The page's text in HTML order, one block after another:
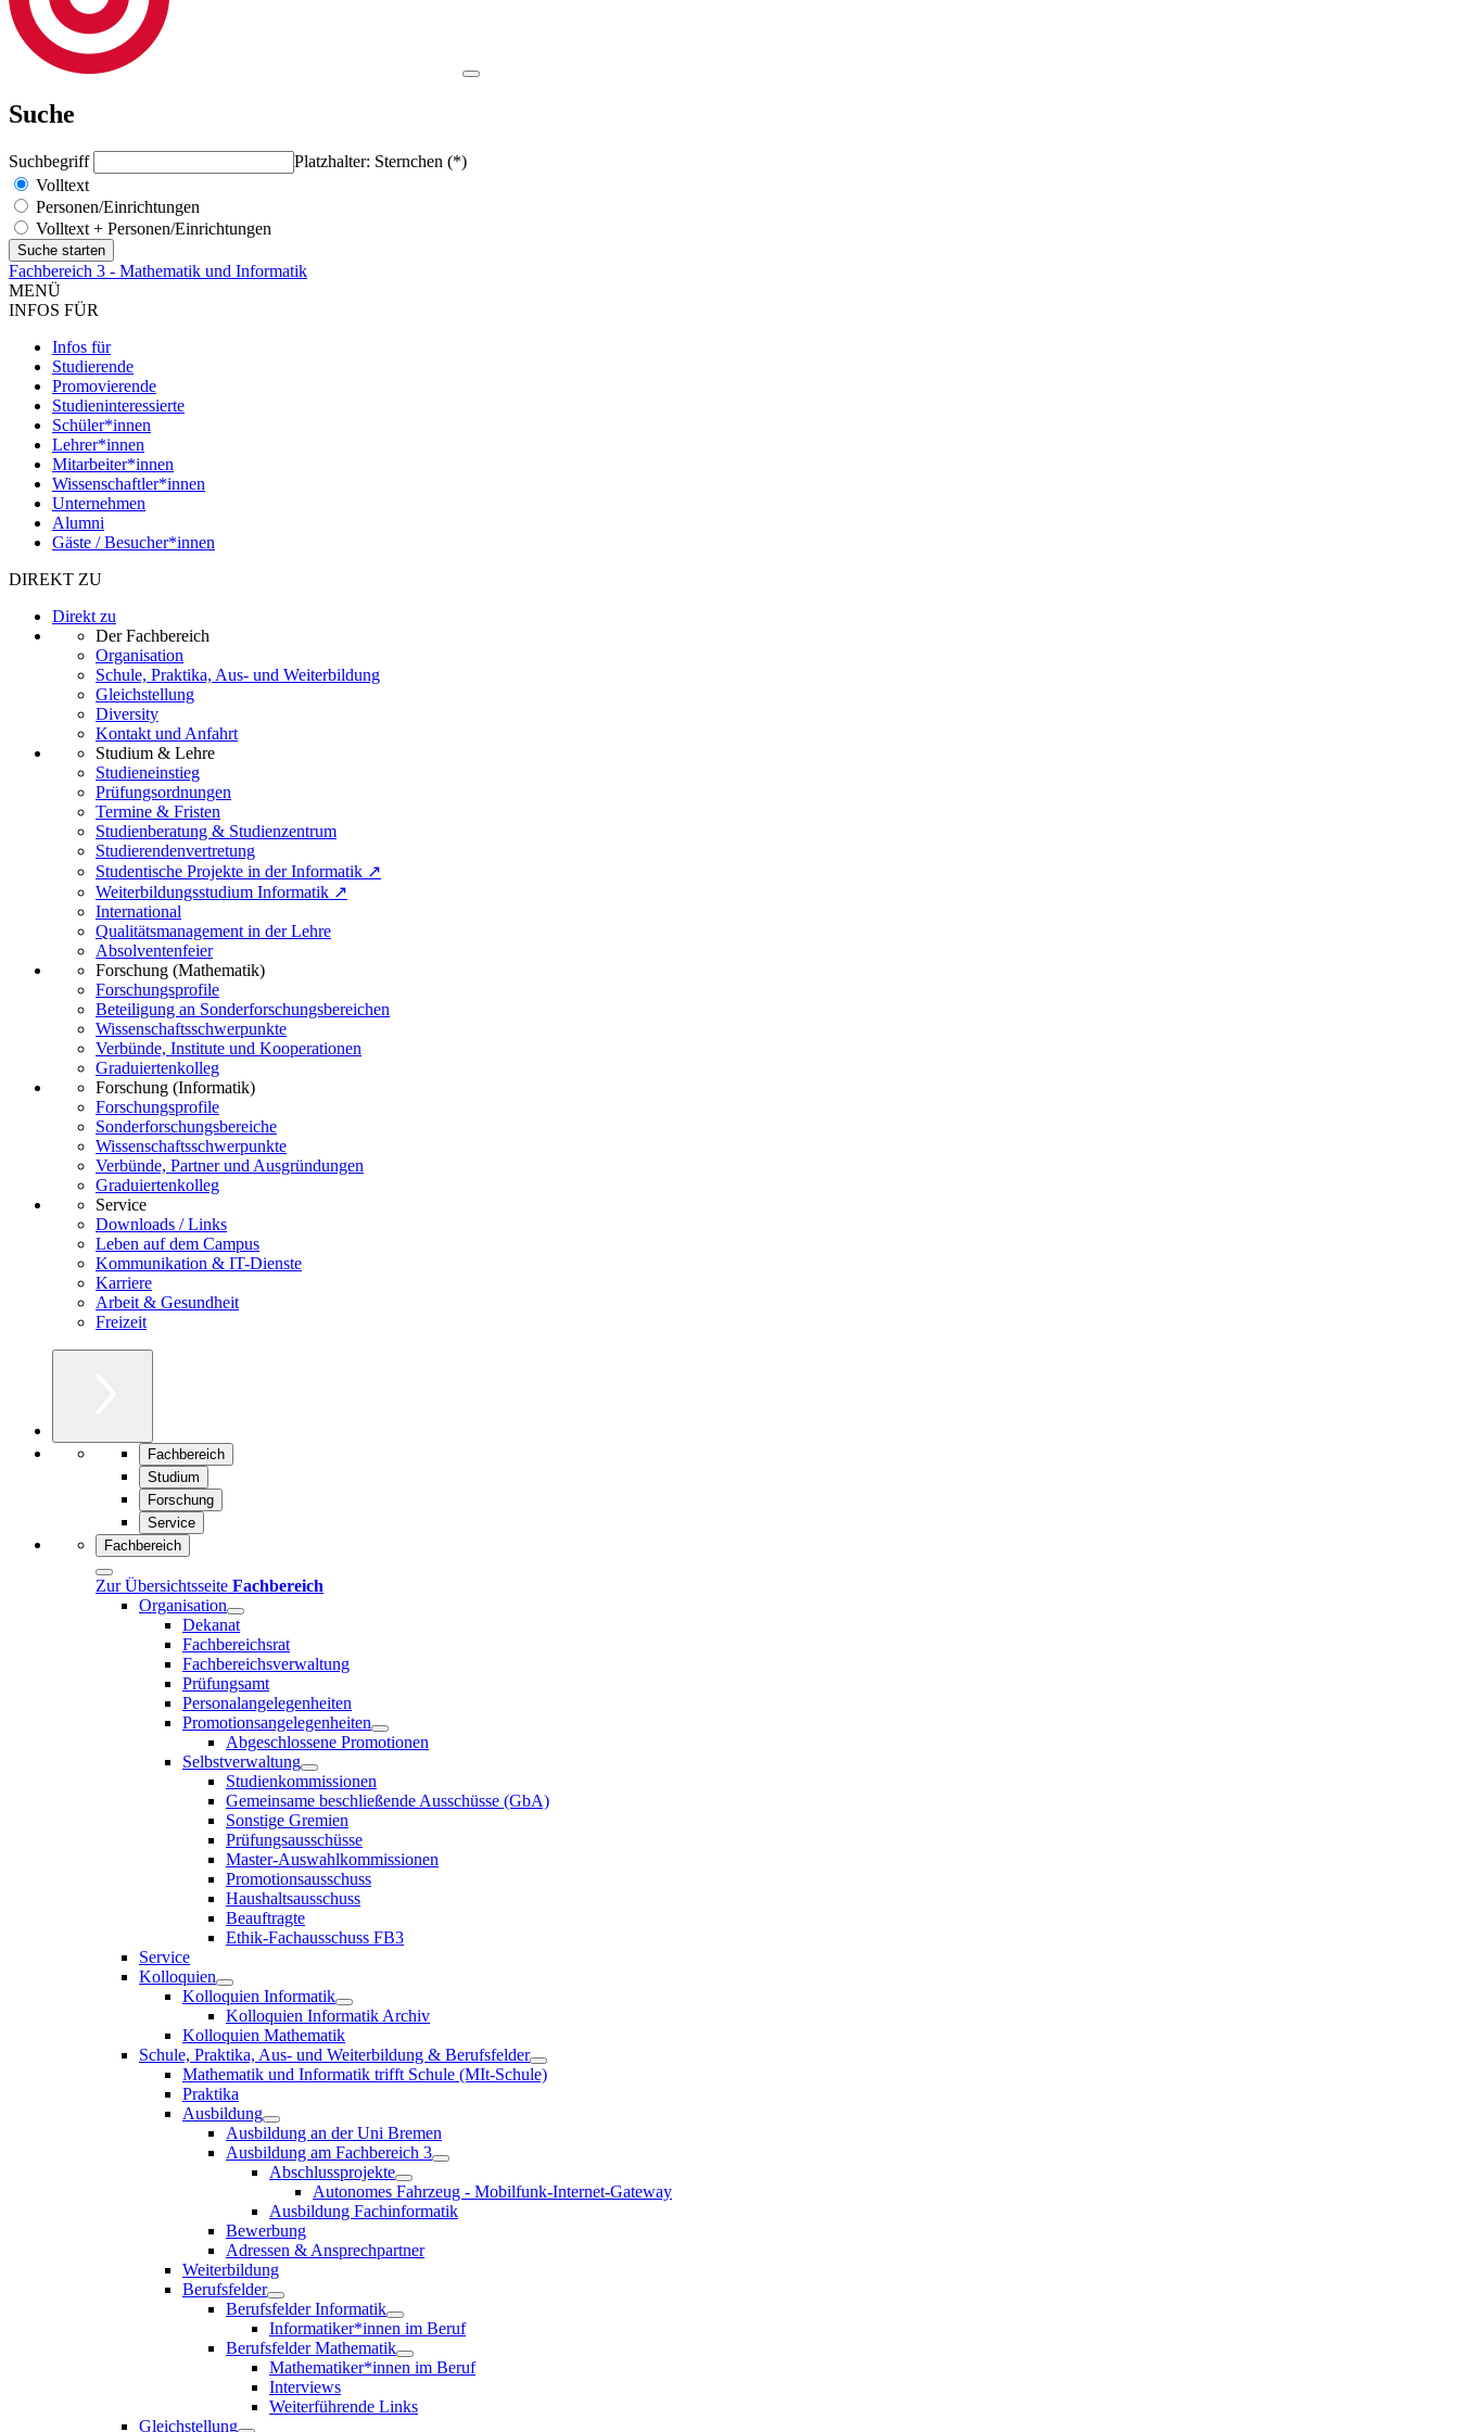
Suche
Suchbegriff
Platzhalter: Sternchen (*)
Volltext
Personen/Einrichtungen
Volltext + Personen/Einrichtungen
Fachbereich 3 - Mathematik und Informatik
MENÜ
INFOS FÜR
Infos für
Studierende
Promovierende
Studieninteressierte
Schüler*innen
Lehrer*innen
Mitarbeiter*innen
Wissenschaftler*innen
Unternehmen
Alumni
Gäste / Besucher*innen
DIREKT ZU
Direkt zu
Der Fachbereich
Organisation
Schule, Praktika, Aus- und Weiterbildung
Gleichstellung
Diversity
Kontakt und Anfahrt
Studium & Lehre
Studieneinstieg
Prüfungsordnungen
Termine & Fristen
Studienberatung & Studienzentrum
Studierendenvertretung
Studentische Projekte in der Informatik ↗
Weiterbildungsstudium Informatik ↗
International
Qualitätsmanagement in der Lehre
Absolventenfeier
Forschung (Mathematik)
Forschungsprofile
Beteiligung an Sonderforschungsbereichen
Wissenschaftsschwerpunkte
Verbünde, Institute und Kooperationen
Graduiertenkolleg
Forschung (Informatik)
Forschungsprofile
Sonderforschungsbereiche
Wissenschaftsschwerpunkte
Verbünde, Partner und Ausgründungen
Graduiertenkolleg
Service
Downloads / Links
Leben auf dem Campus
Kommunikation & IT-Dienste
Karriere
Arbeit & Gesundheit
Freizeit
Fachbereich
Studium
Forschung
Service
Fachbereich
Zur Übersichtsseite Fachbereich
Organisation
Dekanat
Fachbereichsrat
Fachbereichsverwaltung
Prüfungsamt
Personalangelegenheiten
Promotionsangelegenheiten
Abgeschlossene Promotionen
Selbstverwaltung
Studienkommissionen
Gemeinsame beschließende Ausschüsse (GbA)
Sonstige Gremien
Prüfungsausschüsse
Master-Auswahlkommissionen
Promotionsausschuss
Haushaltsausschuss
Beauftragte
Ethik-Fachausschuss FB3
Service
Kolloquien
Kolloquien Informatik
Kolloquien Informatik Archiv
Kolloquien Mathematik
Schule, Praktika, Aus- und Weiterbildung & Berufsfelder
Mathematik und Informatik trifft Schule (MIt-Schule)
Praktika
Ausbildung
Ausbildung an der Uni Bremen
Ausbildung am Fachbereich 3
Abschlussprojekte
Autonomes Fahrzeug - Mobilfunk-Internet-Gateway
Ausbildung Fachinformatik
Bewerbung
Adressen & Ansprechpartner
Weiterbildung
Berufsfelder
Berufsfelder Informatik
Informatiker*innen im Beruf
Berufsfelder Mathematik
Mathematiker*innen im Beruf
Interviews
Weiterführende Links
Gleichstellung